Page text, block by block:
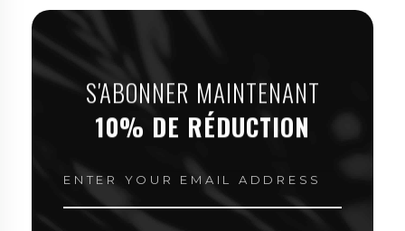
S'ABONNER MAINTENANT
10% DE RÉDUCTION